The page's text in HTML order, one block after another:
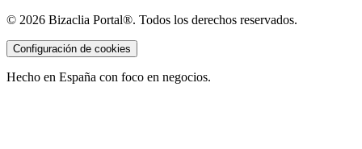
© 2026 Bizaclia Portal®. Todos los derechos reservados.
Configuración de cookies
Hecho en España con foco en negocios.